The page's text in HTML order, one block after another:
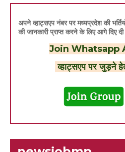
अपने व्हाट्सएप नंबर पर मध्यप्रदेश की
की जानकारी प्राप्त करने के लिए आगे दिए
Join Whatsapp
व्हाट्सएप पर जुड़ने